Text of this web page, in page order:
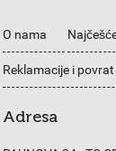
O nama
Reklamacije i
Adresa